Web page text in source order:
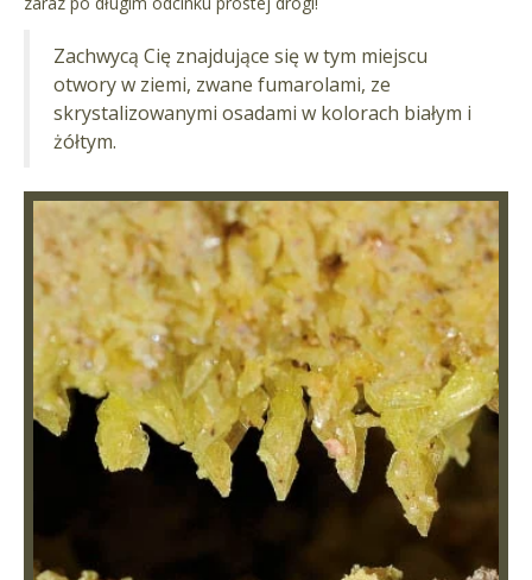
Zachwycą Cię znajdujące się w tym miejscu
otwory w ziemi, zwane fumarolami, ze
skrystalizowanymi osadami w kolorach białym i
żółtym.